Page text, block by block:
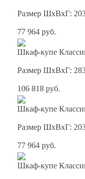
Размер ШхВхГ:
77 964 руб.
Шкаф-купе
Размер ШхВхГ:
106 818 руб.
Шкаф-купе
Размер ШхВхГ:
77 964 руб.
Шкаф-купе